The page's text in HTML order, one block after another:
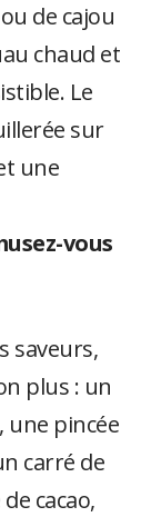
de cajou
chaud et
Le
sur
une
vous
saveurs,
plus : un
une pincée
carré de
cacao,